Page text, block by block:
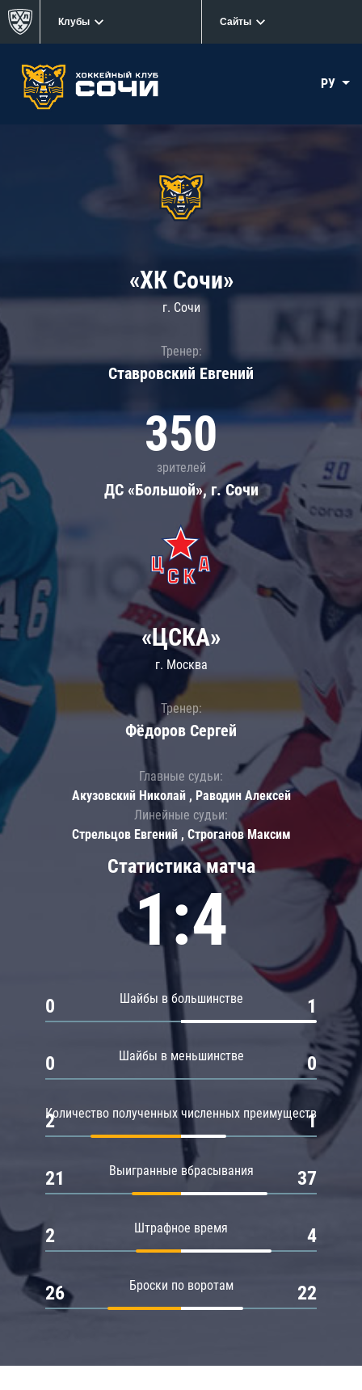
Клубы Сайты
РУ
«ХК Сочи»
г. Сочи
Тренер:
Ставровский Евгений
350
зрителей
ДС «Большой», г. Сочи
Статистика матча
1:4
Шайбы в большинстве
0 1
Шайбы в меньшинстве
0 0
Количество полученных численных преимуществ
2 1
Выигранные вбрасывания
21 37
Штрафное время
2 4
Броски по воротам
26 22
«ЦСКА»
г. Москва
Тренер:
Фёдоров Сергей
Главные судьи:
Акузовский Николай , Раводин Алексей
Линейные судьи:
Стрельцов Евгений , Строганов Максим